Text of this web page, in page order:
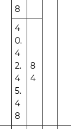
8
4
0.
4
2.
4
5.
4
8
8
4